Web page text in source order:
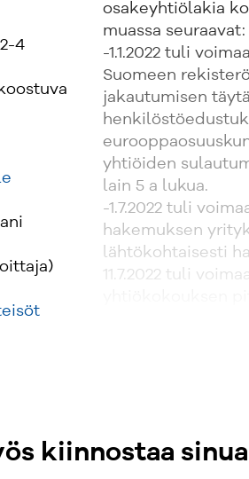
4
osakeyhtiölakia
muassa seuraavat:
-1.1.2022 tuli
Suomeen
jakautumisen
yhtiöiden
lain 5 a lukua.
-1.7.2022 tuli
hakemuksen
lähtökohtaisesti
11.7.2022 tuli
kiinnostaa sinua